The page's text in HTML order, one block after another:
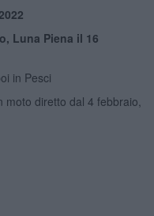
Luna Piena il 16
in Pesci
moto diretto dal 4 febbraio,